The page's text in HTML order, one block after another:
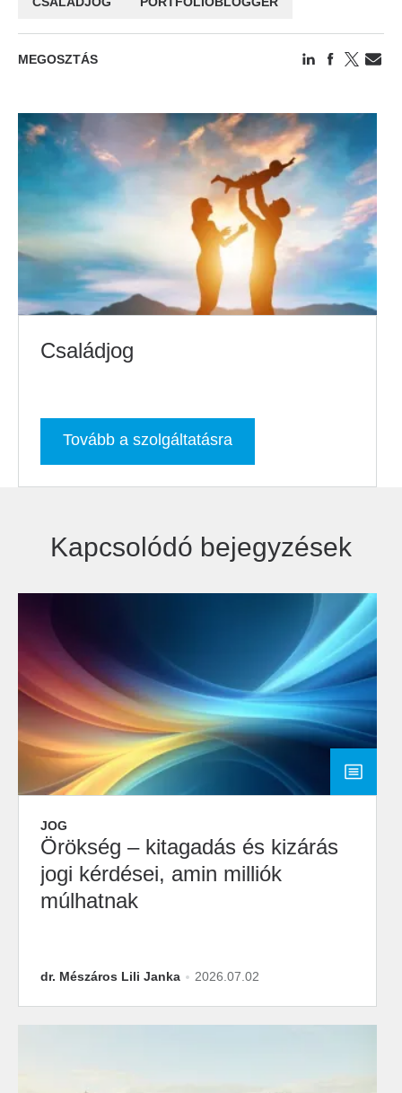
MEGOSZTÁS
Családjog
Tovább a szolgáltatásra
Kapcsolódó bejegyzések
JOG
Örökség – kitagadás és kizárás
jogi kérdései, amin milliók
múlhatnak
dr. Mészáros Lili Janka 2026.07.02